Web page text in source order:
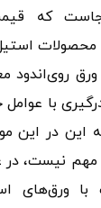
که
محصولات
روی‌اندود
با عوامل
در این
مهم نیست، در
ورق‌های